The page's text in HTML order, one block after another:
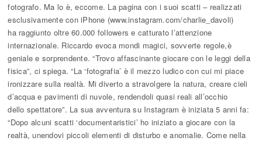
fotografo. Ma lo è, eccome. La pagina con i suoi scatti – realizzati
esclusivamente con iPhone (www.instagram.com/charlie_davoli)
ha raggiunto oltre 60.000 followers e catturato l’attenzione
internazionale. Riccardo evoca mondi magici, sovverte regole,è
geniale e sorprendente. “Trovo affascinante giocare con le leggi della
fisica”, ci spiega. “La ‘fotografia’ è il mezzo ludico con cui mi piace
ironizzare sulla realtà. Mi diverto a stravolgere la natura, creare cieli
d’acqua e pavimenti di nuvole, rendendoli quasi reali all’occhio
dello spettatore”. La sua avventura su Instagram è iniziata 5 anni fa:
“Dopo alcuni scatti ‘documentaristici’ ho iniziato a giocare con la
realtà, unendovi piccoli elementi di disturbo e anomalie. Come nella